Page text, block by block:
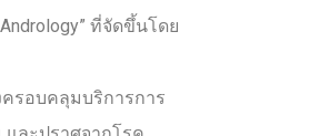
ที่จัดขึ้นโดย
รอบคลุมบริการการ